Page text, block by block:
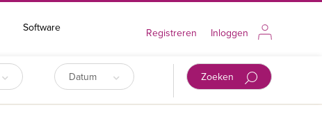
Software Registreren Inloggen
Datum Zoeken